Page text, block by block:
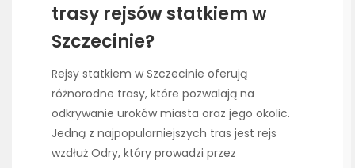
trasy rejsów statkiem w
Szczecinie?
Rejsy statkiem w Szczecinie oferują
różnorodne trasy, które pozwalają na
odkrywanie uroków miasta oraz jego okolic.
Jedną z najpopularniejszych tras jest rejs
wzdłuż Odry, który prowadzi przez